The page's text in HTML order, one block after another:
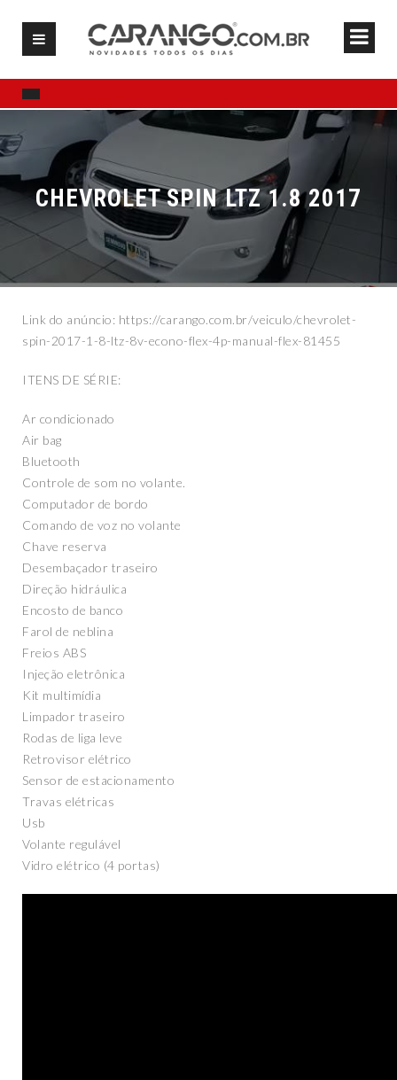
CHEVROLET SPIN LTZ 1.8 2017
Link do anúncio: https://carango.com.br/veiculo/chevrolet-
spin-2017-1-8-ltz-8v-econo-flex-4p-manual-flex-81455
ITENS DE SÉRIE:
Ar condicionado
Air bag
Bluetooth
Controle de som no volante.
Computador de bordo
Comando de voz no volante
Chave reserva
Desembaçador traseiro
Direção hidráulica
Encosto de banco
Farol de neblina
Freios ABS
Injeção eletrônica
Kit multimídia
Limpador traseiro
Rodas de liga leve
Retrovisor elétrico
Sensor de estacionamento
Travas elétricas
Usb
Volante regulável
Vidro elétrico (4 portas)